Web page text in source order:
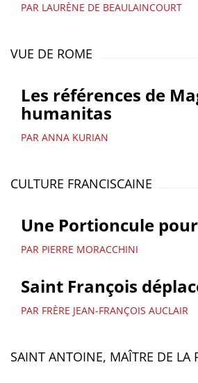
PAR LAURÈNE DE BEAULAINCOURT
VUE DE ROME
Les références de
humanitas
PAR ANNA KURIAN
CULTURE FRANCISCAINE
Une Portioncule
PAR PIERRE MORACCHINI
Saint François
PAR FRÈRE JEAN-FRANÇOIS AUCLAIR
SAINT ANTOINE, MAÎTRE DE LA